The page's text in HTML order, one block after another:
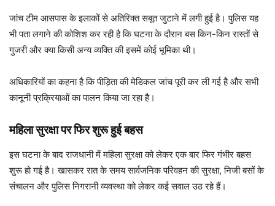
जांच टीम आसपास के इलाकों से अतिरिक्त सबूत जुटाने में लगी हुई है। पुलिस यह
भी पता लगाने की कोशिश कर रही है कि घटना के दौरान बस किन-किन रास्तों से
गुजरी और क्या किसी अन्य व्यक्ति की इसमें कोई भूमिका थी।
अधिकारियों का कहना है कि पीड़िता की मेडिकल जांच पूरी कर ली गई है और सभी
कानूनी प्रक्रियाओं का पालन किया जा रहा है।
महिला सुरक्षा पर फिर शुरू हुई बहस
इस घटना के बाद राजधानी में महिला सुरक्षा को लेकर एक बार फिर गंभीर बहस
शुरू हो गई है। खासकर रात के समय सार्वजनिक परिवहन की सुरक्षा, निजी बसों के
संचालन और पुलिस निगरानी व्यवस्था को लेकर कई सवाल उठ रहे हैं।